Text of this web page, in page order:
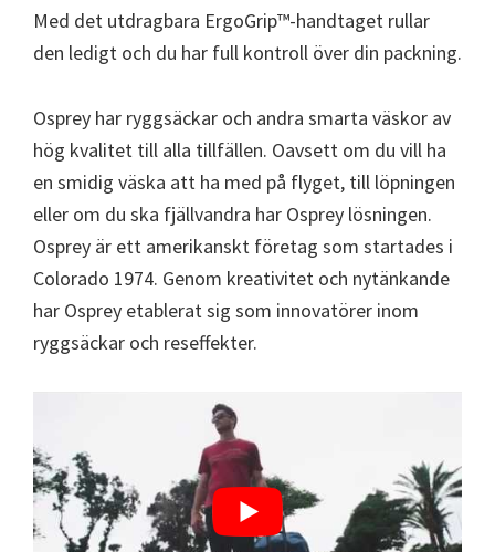
Med det utdragbara ErgoGrip™-handtaget rullar
den ledigt och du har full kontroll över din packning.
Osprey har ryggsäckar och andra smarta väskor av
hög kvalitet till alla tillfällen. Oavsett om du vill ha
en smidig väska att ha med på flyget, till löpningen
eller om du ska fjällvandra har Osprey lösningen.
Osprey är ett amerikanskt företag som startades i
Colorado 1974. Genom kreativitet och nytänkande
har Osprey etablerat sig som innovatörer inom
ryggsäckar och reseffekter.